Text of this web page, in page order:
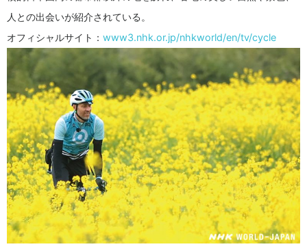
人との出会いが紹介されている。
オフィシャルサイト： www3.nhk.or.jp/nhkworld/en/tv/cycle